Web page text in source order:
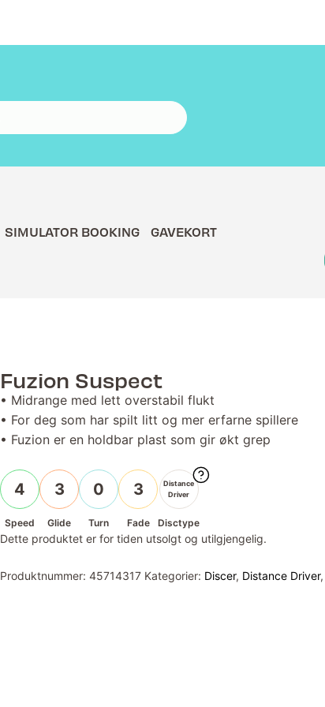
SIMULATOR BOOKING GAVEKORT
Fuzion Suspect
• Midrange med lett overstabil flukt
• For deg som har spilt litt og mer erfarne spillere
• Fuzion er en holdbar plast som gir økt grep
4
Speed
3
Glide
0
Turn
3
Fade
Distance
Driver
Disctype
Dette produktet er for tiden utsolgt og utilgjengelig.
Produktnummer:45714317 Kategorier: Discer, Distance Driver,